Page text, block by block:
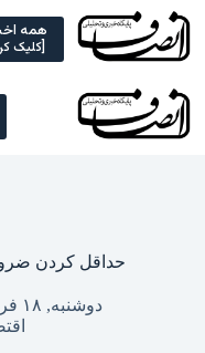
Skip
content
همه
[کلیک
حداقل کردن
دوشنبه, ۱۸ فروردین ۱۴۰۴ – ۱۴:۲۹